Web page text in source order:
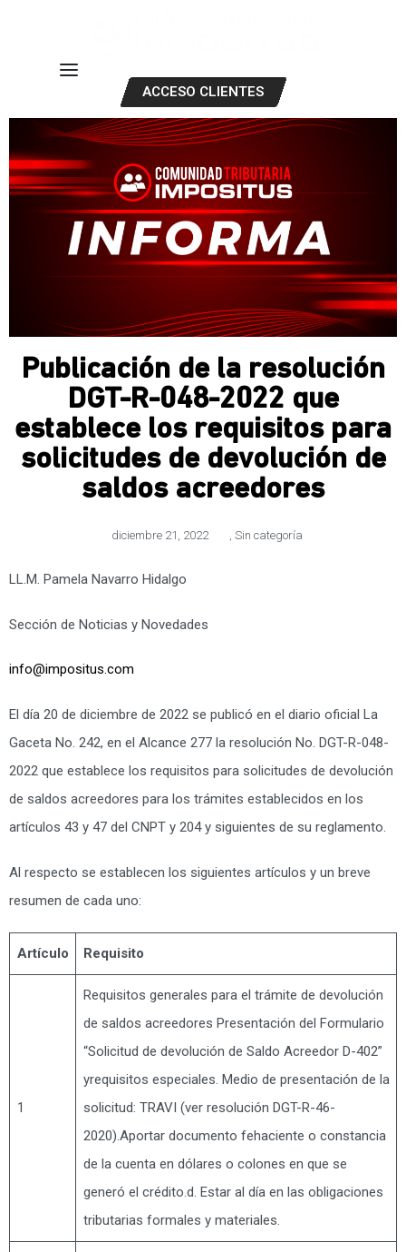
ACCESO CLIENTES
Publicación de la resolución
DGT-R-048-2022 que
establece los requisitos para
solicitudes de devolución de
saldos acreedores
diciembre 21, 2022 Sin categoría
LL.M. Pamela Navarro Hidalgo
Sección de Noticias y Novedades
info@impositus.com
El día 20 de diciembre de 2022 se publicó en el diario oficial La
Gaceta No. 242, en el Alcance 277 la resolución No. DGT-R-048-
2022 que establece los requisitos para solicitudes de devolución
de saldos acreedores para los trámites establecidos en los
artículos 43 y 47 del CNPT y 204 y siguientes de su reglamento.
Al respecto se establecen los siguientes artículos y un breve
resumen de cada uno:
Artículo Requisito
1
Requisitos generales para el trámite de devolución
de saldos acreedores Presentación del Formulario
“Solicitud de devolución de Saldo Acreedor D-402”
yrequisitos especiales. Medio de presentación de la
solicitud: TRAVI (ver resolución DGT-R-46-
2020).Aportar documento fehaciente o constancia
de la cuenta en dólares o colones en que se
generó el crédito.d. Estar al día en las obligaciones
tributarias formales y materiales.